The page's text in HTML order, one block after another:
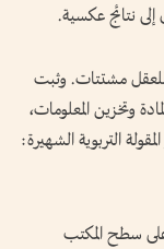
إلى نتائج عكسية.
للعقل مشتتات. وثبت
وتخزين المعلومات،
التربوية الشهيرة:
على سطح المكتب